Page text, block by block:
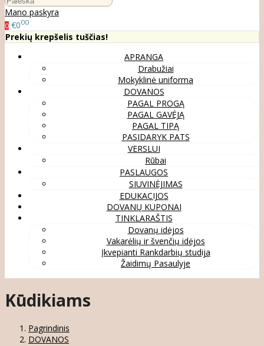
Mano paskyra
0 €000
Prekių krepšelis tuščias!
APRANGA
Drabužiai
Mokyklinė uniforma
DOVANOS
PAGAL PROGĄ
PAGAL GAVĖJĄ
PAGAL TIPĄ
PASIDARYK PATS
VERSLUI
Rūbai
PASLAUGOS
SIUVINĖJIMAS
EDUKACIJOS
DOVANŲ KUPONAI
TINKLARAŠTIS
Dovanų idėjos
Vakarėlių ir švenčių idėjos
Įkvepianti Rankdarbių studija
Žaidimų Pasaulyje
Kūdikiams
Pagrindinis
DOVANOS